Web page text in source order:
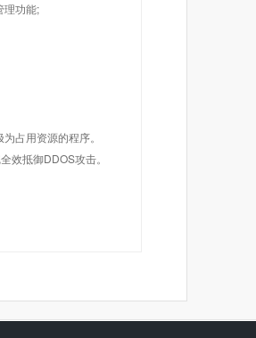
理功能;
占用资源的程序。
效抵御DDOS攻击。